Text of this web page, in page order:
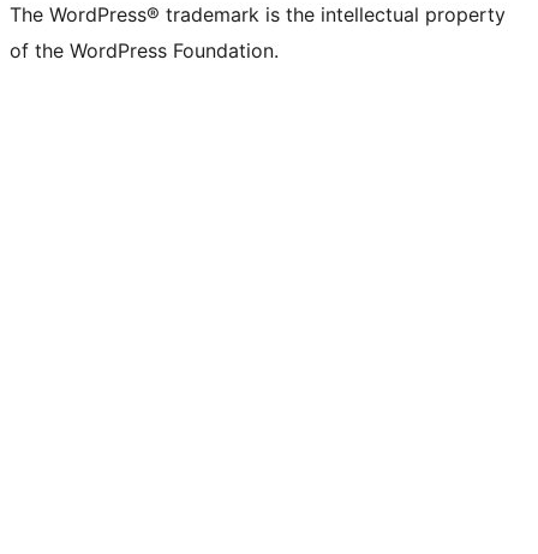
The WordPress® trademark is the intellectual property
of the WordPress Foundation.